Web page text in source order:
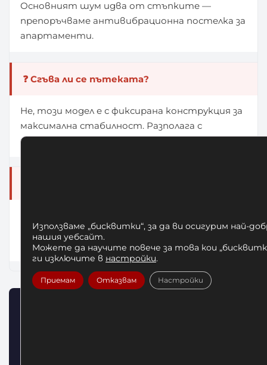
Основният шум идва от стъпките —
препоръчваме антивибрационна постелка за
апартаменти.
❓ Сгъва ли се пътеката?
Не, този модел е с фиксирана конструкция за
максимална стабилност. Разполага с
транспортни колела за лесно преместване.
LeaderFitness осигурява гаранционно и
следгаранционно обслужване в България.
Използваме „бисквитки“, за да ви осигурим най-
нашия уебсайт.
Можете да научите повече за това кои
ги изключите в настройки.
Приемам Отказвам Настройки